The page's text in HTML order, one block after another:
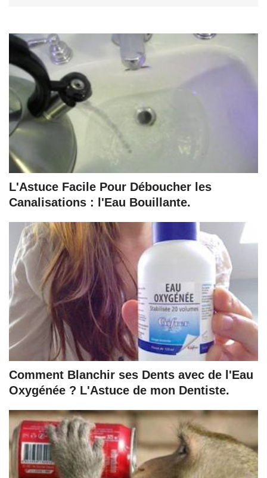
L'Astuce Facile Pour Déboucher les
Canalisations : l'Eau Bouillante.
Comment Blanchir ses Dents avec de l'Eau
Oxygénée ? L'Astuce de mon Dentiste.